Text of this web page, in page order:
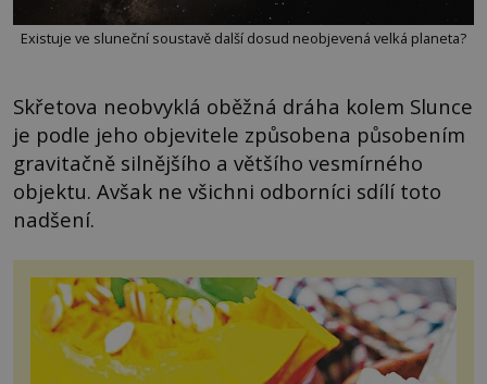
Existuje ve sluneční soustavě další dosud neobjevená velká planeta?
Skřetova neobvyklá oběžná dráha kolem Slunce
je podle jeho objevitele způsobena působením
gravitačně silnějšího a většího vesmírného
objektu. Avšak ne všichni odborníci sdílí toto
nadšení.